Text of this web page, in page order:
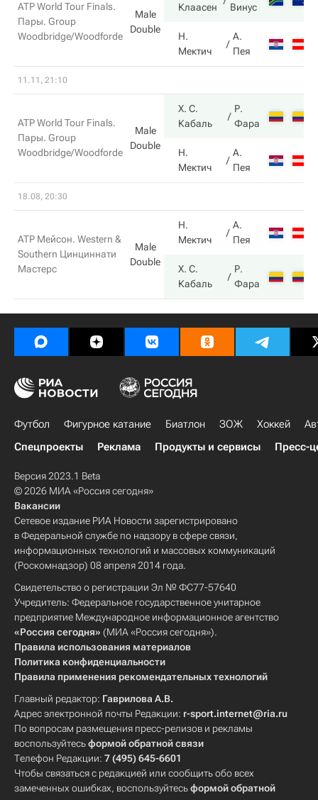
ATP World Tour Finals.
Пары. Group
Woodbridge/Woodforde
Male
Double
Клаасен
Винус
Н.
Мектич
А.
Пея
11.11, 21:10
ATP World Tour Finals.
Пары. Group
Woodbridge/Woodforde
Male
Double
Х. С.
Кабаль
Р.
Фара
Н.
Мектич
А.
Пея
18.08, 20:30
ATP Мейсон. Western &
Southern Цинциннати
Мастерс
Male
Double
Н.
Мектич
А.
Пея
Х. С.
Кабаль
Р.
Фара
Футбол Фигурное катание Биатлон ЗОЖ Хоккей
Спецпроекты
Реклама Продукты и сервисы Пресс-
Версия 2023.1 Beta
© 2026 МИА «Россия сегодня»
Вакансии
Сетевое издание РИА Новости зарегистрировано
в Федеральной службе по надзору в сфере связи,
информационных технологий и массовых коммуникаций
(Роскомнадзор) 08 апреля 2014 года.
Свидетельство о регистрации Эл № ФС77-57640
Учредитель: Федеральное государственное унитарное
предприятие Международное информационное агентство
«Россия сегодня» (МИА «Россия сегодня»).
Правила использования материалов
Политика конфиденциальности
Правила применения рекомендательных технологий
Главный редактор: Гаврилова А.В.
Адрес электронной почты Редакции: r-sport.internet@ria.ru
По вопросам размещения пресс-релизов и рекламы
воспользуйтесьформой обратной связи
Телефон Редакции: 7 (495) 645-6601
Чтобы связаться с редакцией или сообщить обо всех
замеченных ошибках, воспользуйтесьформой обратной